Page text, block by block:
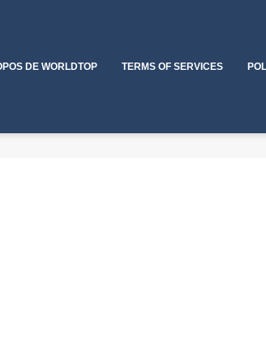
DE WORLDTOP TERMS OF SERVICES